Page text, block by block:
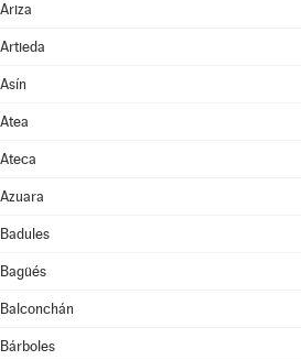
Ariza
Artieda
Asín
Atea
Ateca
Azuara
Badules
Bagüés
Balconchán
Bárboles